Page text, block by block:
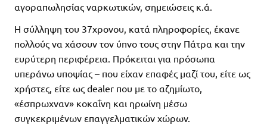
αγοραπωλησίας ναρκωτικών, σημειώσεις κ.ά.
Η σύλληψη του 37χρονου, κατά πληροφορίες, έκανε
πολλούς να χάσουν τον ύπνο τους στην Πάτρα και την
ευρύτερη περιφέρεια. Πρόκειται για πρόσωπα
υπεράνω υποψίας – που είχαν επαφές μαζί του, είτε ως
χρήστες, είτε ως dealer που με το αζημίωτο,
«έσπρωχναν» κοκαΐνη και ηρωίνη μέσω
συγκεκριμένων επαγγελματικών χώρων.